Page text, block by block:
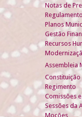
Notas de
Planos
Gestão
Recursos
Assembleia
Constituição
Regimento
Comissões
Sessões da
Moções